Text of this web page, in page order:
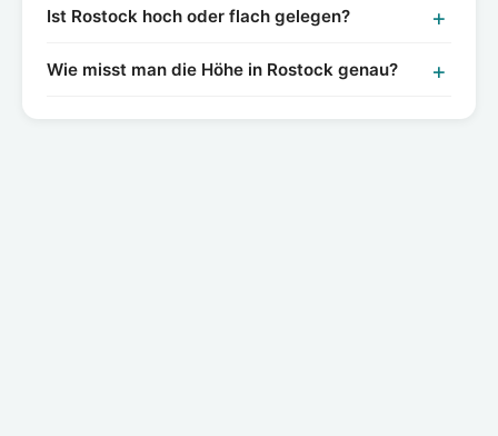
Ist Rostock hoch oder flach gelegen?
Wie misst man die Höhe in Rostock genau?